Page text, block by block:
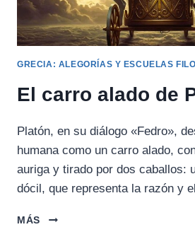
GRECIA: ALEGORÍAS Y ESCUELAS
El carro alado de
Platón, en su diálogo «Fedro»,
humana como un carro alado,
auriga y tirado por dos caballos:
dócil, que representa la razón y
MÁS
EL